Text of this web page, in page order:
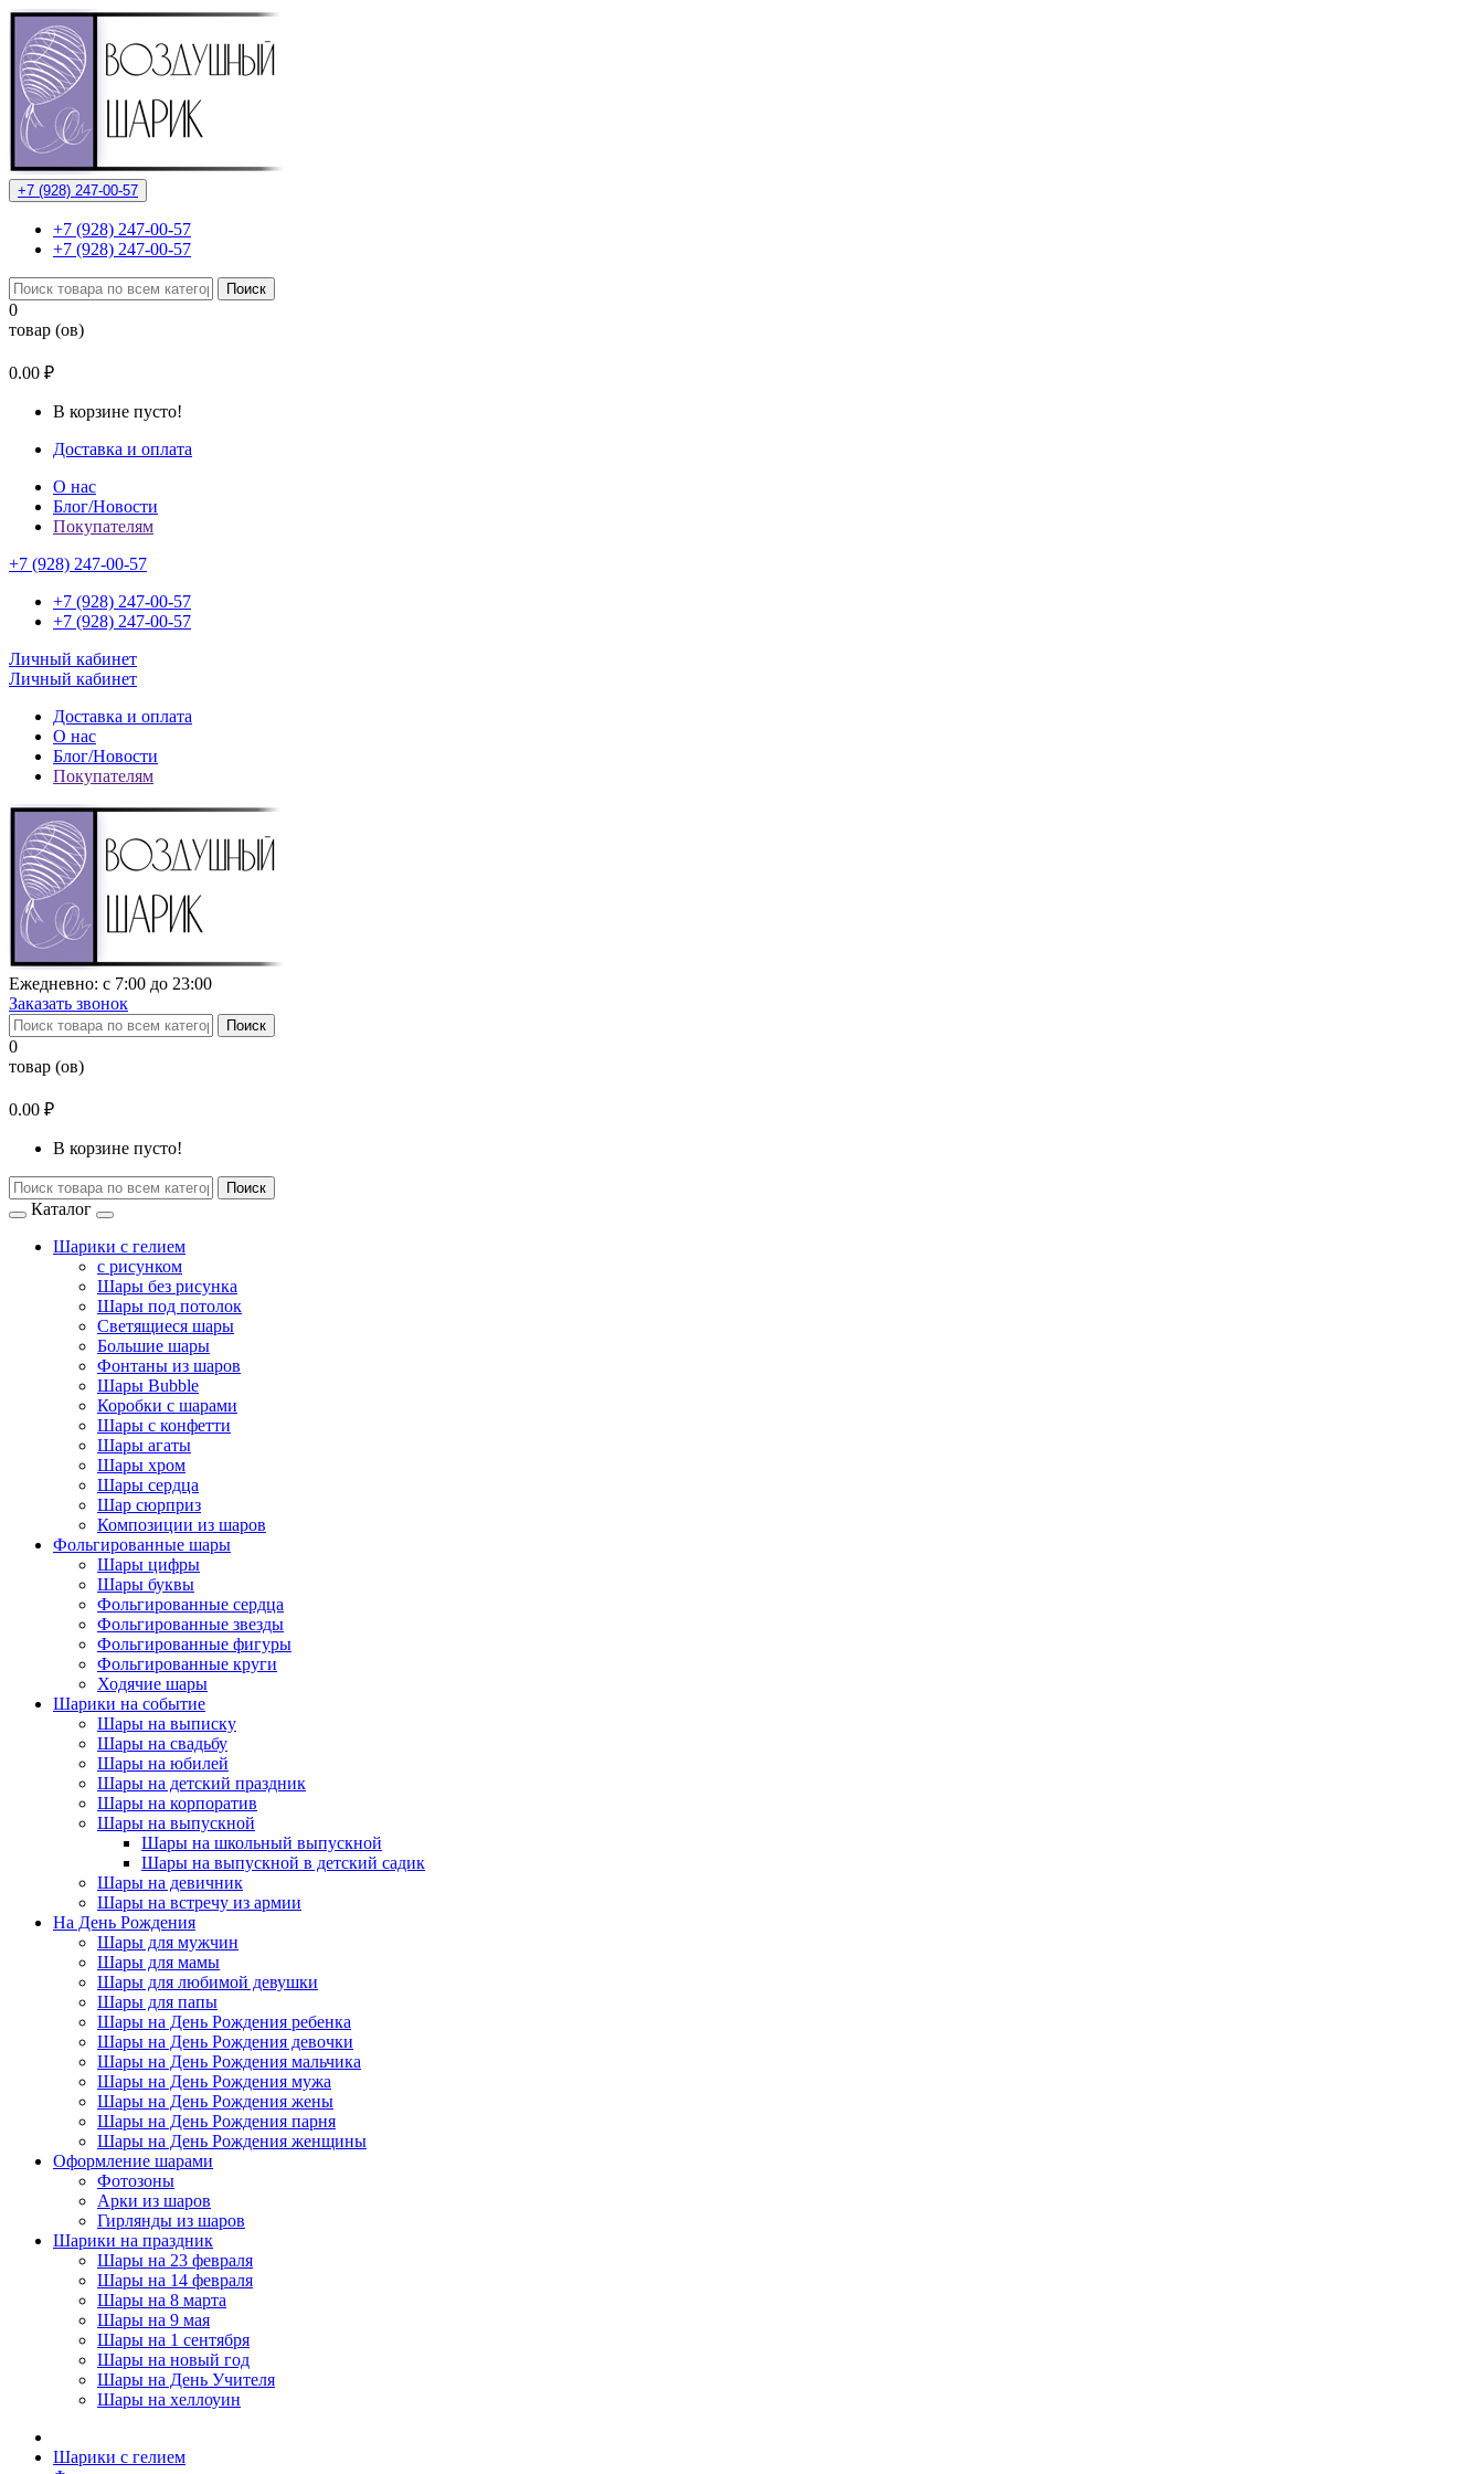
+7 (928) 247-00-57
+7 (928) 247-00-57
+7 (928) 247-00-57
Поиск
0
товар (ов)
0.00 ₽
В корзине пусто!
Доставка и оплата
О нас
Блог/Новости
Покупателям
+7 (928) 247-00-57
+7 (928) 247-00-57
+7 (928) 247-00-57
Личный кабинет
Личный кабинет
Доставка и оплата
О нас
Блог/Новости
Покупателям
Ежедневно: с 7:00 до 23:00
Заказать звонок
Поиск
0
товар (ов)
0.00 ₽
В корзине пусто!
Поиск
Каталог
Шарики с гелием
с рисунком
Шары без рисунка
Шары под потолок
Светящиеся шары
Большие шары
Фонтаны из шаров
Шары Bubble
Коробки с шарами
Шары с конфетти
Шары агаты
Шары хром
Шары сердца
Шар сюрприз
Композиции из шаров
Фольгированные шары
Шары цифры
Шары буквы
Фольгированные сердца
Фольгированные звезды
Фольгированные фигуры
Фольгированные круги
Ходячие шары
Шарики на событие
Шары на выписку
Шары на свадьбу
Шары на юбилей
Шары на детский праздник
Шары на корпоратив
Шары на выпускной
Шары на школьный выпускной
Шары на выпускной в детский садик
Шары на девичник
Шары на встречу из армии
На День Рождения
Шары для мужчин
Шары для мамы
Шары для любимой девушки
Шары для папы
Шары на День Рождения ребенка
Шары на День Рождения девочки
Шары на День Рождения мальчика
Шары на День Рождения мужа
Шары на День Рождения жены
Шары на День Рождения парня
Шары на День Рождения женщины
Оформление шарами
Фотозоны
Арки из шаров
Гирлянды из шаров
Шарики на праздник
Шары на 23 февраля
Шары на 14 февраля
Шары на 8 марта
Шары на 9 мая
Шары на 1 сентября
Шары на новый год
Шары на День Учителя
Шары на хеллоуин
Шарики с гелием